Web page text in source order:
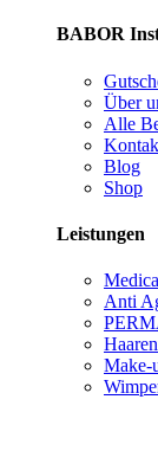
BABOR
Über
Alle
Blog
Shop
Leistungen
Anti
Make-